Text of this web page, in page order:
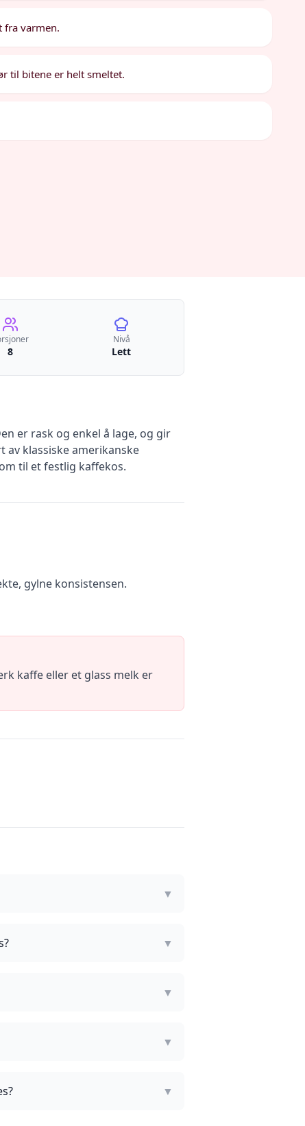
fra varmen.
til bitene er helt smeltet.
8
Nivå
Lett
er rask og enkel å lage, og gir
klassiske amerikanske
til et festlig kaffekos.
gylne konsistensen.
kaffe eller et glass melk er
▼
▼
▼
▼
▼